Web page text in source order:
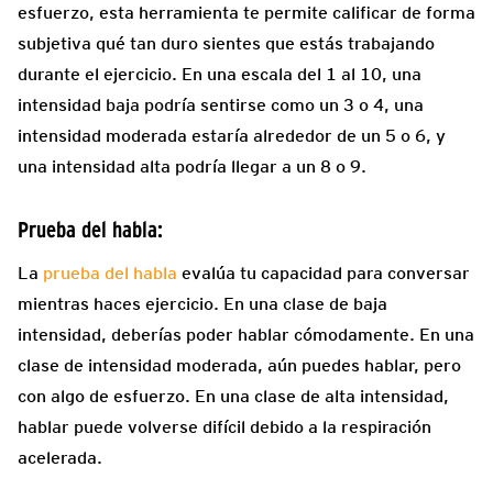
esfuerzo, esta herramienta te permite calificar de forma
subjetiva qué tan duro sientes que estás trabajando
durante el ejercicio. En una escala del 1 al 10, una
intensidad baja podría sentirse como un 3 o 4, una
intensidad moderada estaría alrededor de un 5 o 6, y
una intensidad alta podría llegar a un 8 o 9.
Prueba del habla:
La prueba del habla evalúa tu capacidad para conversar
mientras haces ejercicio. En una clase de baja
intensidad, deberías poder hablar cómodamente. En una
clase de intensidad moderada, aún puedes hablar, pero
con algo de esfuerzo. En una clase de alta intensidad,
hablar puede volverse difícil debido a la respiración
acelerada.